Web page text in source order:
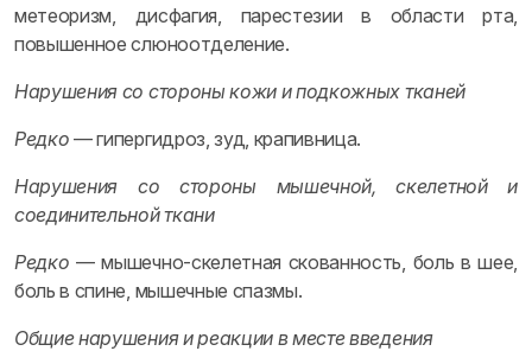
метеоризм, дисфагия, парестезии в области рта,
повышенное слюноотделение.
Нарушения со стороны кожи и подкожных тканей
Редко — гипергидроз, зуд, крапивница.
Нарушения со стороны мышечной, скелетной и
соединительной ткани
Редко — мышечно-скелетная скованность, боль в шее,
боль в спине, мышечные спазмы.
Общие нарушения и реакции в месте введения